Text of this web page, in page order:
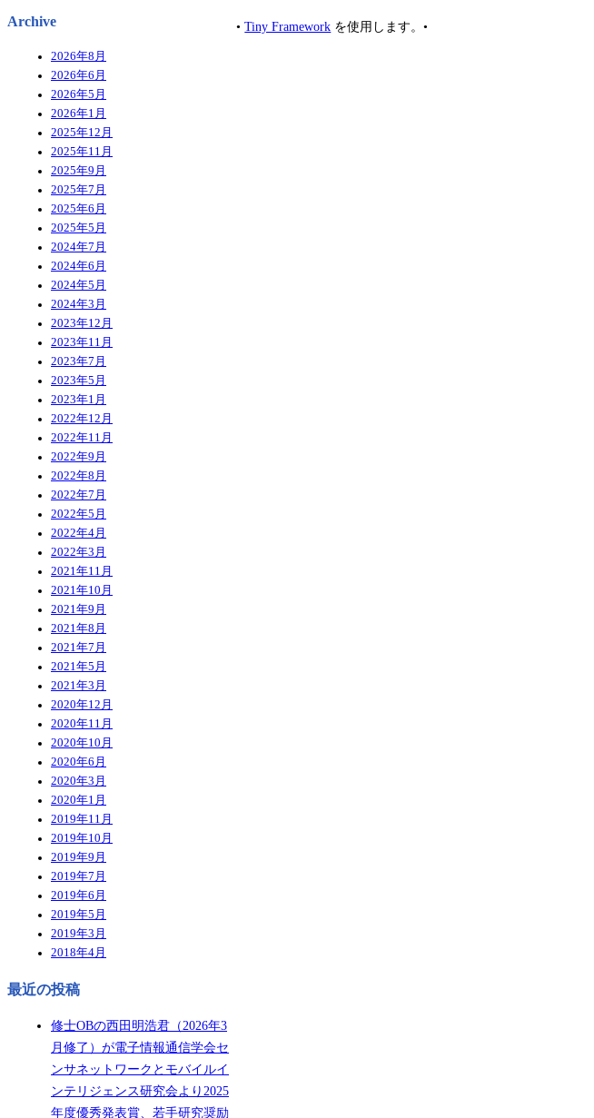
Archive
2026年8月
2026年6月
2026年5月
2026年1月
2025年12月
2025年11月
2025年9月
2025年7月
2025年6月
2025年5月
2024年7月
2024年6月
2024年5月
2024年3月
2023年12月
2023年11月
2023年7月
2023年5月
2023年1月
2022年12月
2022年11月
2022年9月
2022年8月
2022年7月
2022年5月
2022年4月
2022年3月
2021年11月
2021年10月
2021年9月
2021年8月
2021年7月
2021年5月
2021年3月
2020年12月
2020年11月
2020年10月
2020年6月
2020年3月
2020年1月
2019年11月
2019年10月
2019年9月
2019年7月
2019年6月
2019年5月
2019年3月
2018年4月
最近の投稿
修士OBの西田明浩君（2026年3
月修了）が電子情報通信学会セ
ンサネットワークとモバイルイ
ンテリジェンス研究会より2025
年度優秀発表賞、若手研究奨励
• Tiny Framework を使用します。•